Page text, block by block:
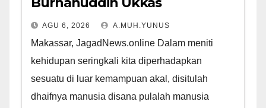
AGU 6, 2026 A.MUH.YUNUS
Makassar, JagadNews.online Dalam meniti
kehidupan seringkali kita diperhadapkan
sesuatu di luar kemampuan akal, disitulah
dhaifnya manusia disana pulalah manusia